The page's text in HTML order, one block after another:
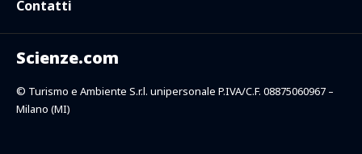
Scienze.com
© Turismo e Ambiente S.r.l. unipersonale P.IVA/C.F. 08875060967 –
Milano (MI)
Contatti